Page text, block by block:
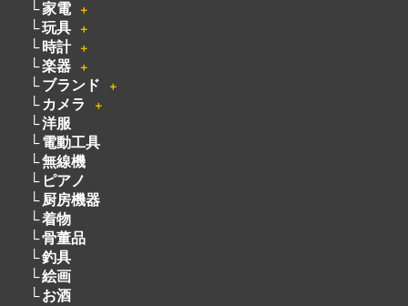
家電 ＋
玩具 ＋
時計 ＋
楽器 ＋
ブランド ＋
カメラ ＋
洋服
電動工具
無線機
ピアノ
厨房機器
着物
骨董品
釣具
絵画
お酒